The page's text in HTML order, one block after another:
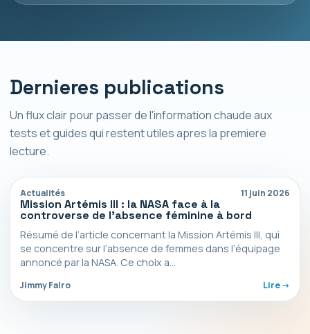
Dernieres publications
Un flux clair pour passer de l'information chaude aux
tests et guides qui restent utiles apres la premiere
lecture.
Actualités 11 juin 2026
Mission Artémis III : la NASA face à la
controverse de l’absence féminine à bord
Résumé de l’article concernant la Mission Artémis III, qui
se concentre sur l’absence de femmes dans l’équipage
annoncé par la NASA. Ce choix a…
Jimmy Falro Lire ->